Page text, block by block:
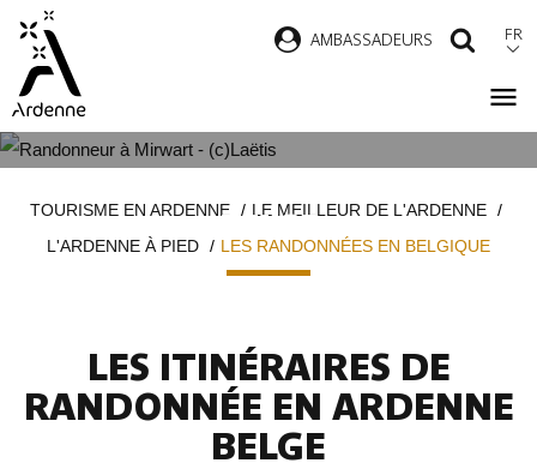
contenu
principal
AMBASSADEURS FR
BELGE
d'ArianeTOURISME EN ARDENNE
LE MEILLEUR DE L'ARDENNE
L'ARDENNE À PIED
LES RANDONNÉES EN BELGIQUE
LES ITINÉRAIRES DE
RANDONNÉE EN ARDENNE
BELGE